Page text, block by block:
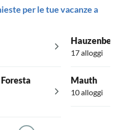
per le tue vacanze a
Hauzenberg
17 alloggi
Mauth
10 alloggi